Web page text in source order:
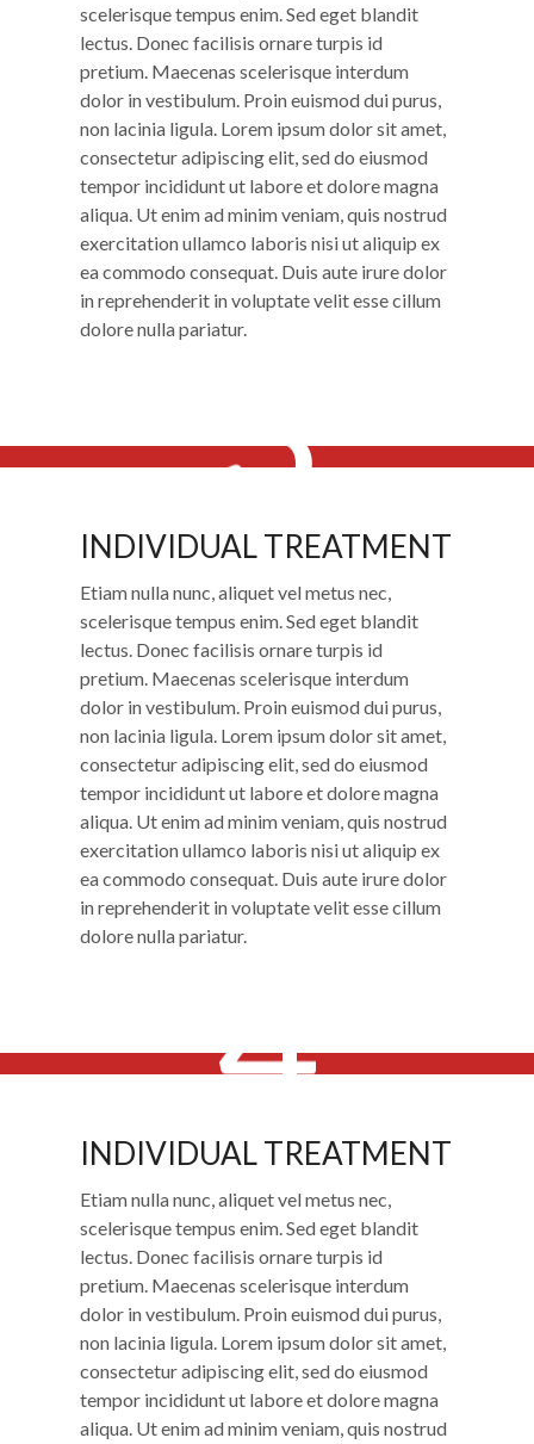
scelerisque tempus enim. Sed eget blandit
lectus. Donec facilisis ornare turpis id
pretium. Maecenas scelerisque interdum
dolor in vestibulum. Proin euismod dui purus,
non lacinia ligula. Lorem ipsum dolor sit amet,
consectetur adipiscing elit, sed do eiusmod
tempor incididunt ut labore et dolore magna
aliqua. Ut enim ad minim veniam, quis nostrud
exercitation ullamco laboris nisi ut aliquip ex
ea commodo consequat. Duis aute irure dolor
in reprehenderit in voluptate velit esse cillum
dolore nulla pariatur.
INDIVIDUAL TREATMENT
Etiam nulla nunc, aliquet vel metus nec,
scelerisque tempus enim. Sed eget blandit
lectus. Donec facilisis ornare turpis id
pretium. Maecenas scelerisque interdum
dolor in vestibulum. Proin euismod dui purus,
non lacinia ligula. Lorem ipsum dolor sit amet,
consectetur adipiscing elit, sed do eiusmod
tempor incididunt ut labore et dolore magna
aliqua. Ut enim ad minim veniam, quis nostrud
exercitation ullamco laboris nisi ut aliquip ex
ea commodo consequat. Duis aute irure dolor
in reprehenderit in voluptate velit esse cillum
dolore nulla pariatur.
3
INDIVIDUAL TREATMENT
4
INDIVIDUAL TREATMENT
INDIVIDUAL TREATMENT
Etiam nulla nunc, aliquet vel metus nec,
scelerisque tempus enim. Sed eget blandit
lectus. Donec facilisis ornare turpis id
pretium. Maecenas scelerisque interdum
dolor in vestibulum. Proin euismod dui purus,
non lacinia ligula. Lorem ipsum dolor sit amet,
consectetur adipiscing elit, sed do eiusmod
tempor incididunt ut labore et dolore magna
aliqua. Ut enim ad minim veniam, quis nostrud